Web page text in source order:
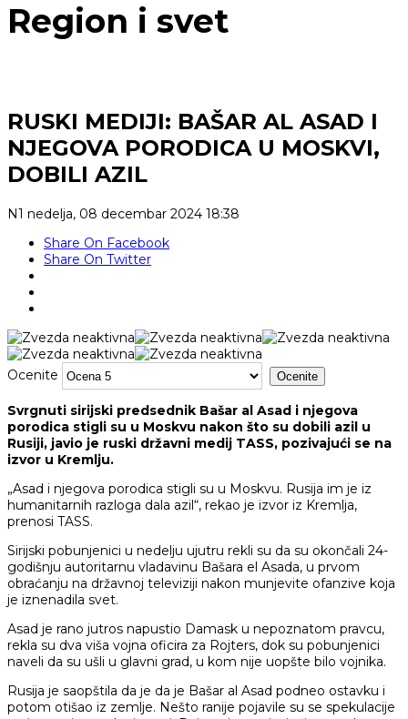
Region i svet
RUSKI MEDIJI: BAŠAR AL ASAD I
NJEGOVA PORODICA U MOSKVI,
DOBILI AZIL
N1 nedelja, 08 decembar 2024 18:38
Share On Facebook
Share On Twitter
Ocenite
Svrgnuti sirijski predsednik Bašar al Asad i njegova
porodica stigli su u Moskvu nakon što su dobili azil u
Rusiji, javio je ruski državni medij TASS, pozivajući se na
izvor u Kremlju.
„Asad i njegova porodica stigli su u Moskvu. Rusija im je iz
humanitarnih razloga dala azil“, rekao je izvor iz Kremlja,
prenosi TASS.
Sirijski pobunjenici u nedelju ujutru rekli su da su okončali 24-
godišnju autoritarnu vladavinu Bašara el Asada, u prvom
obraćanju na državnoj televiziji nakon munjevite ofanzive koja
je iznenadila svet.
Asad je rano jutros napustio Damask u nepoznatom pravcu,
rekla su dva viša vojna oficira za Rojters, dok su pobunjenici
naveli da su ušli u glavni grad, u kom nije uopšte bilo vojnika.
Rusija je saopštila da je da je Bašar al Asad podneo ostavku i
potom otišao iz zemlje. Nešto ranije pojavile su se spekulacije